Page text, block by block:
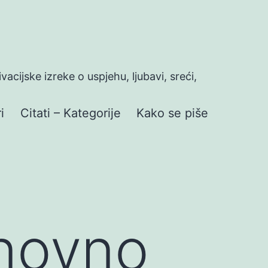
izreke o uspjehu, ljubavi, sreći,
Citati – Kategorije Kako se piše